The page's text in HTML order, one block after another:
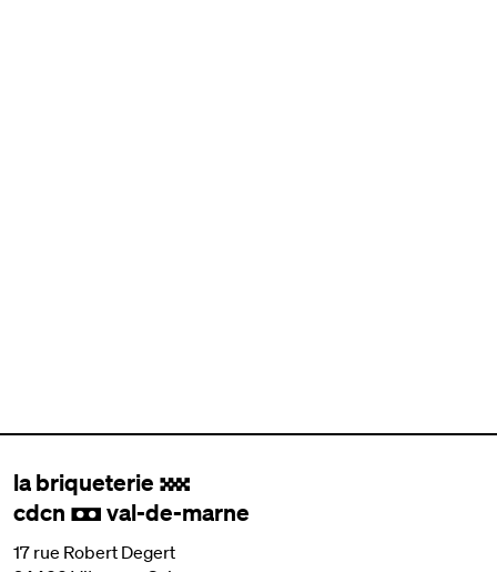
la briqueterie .
cdcn , val-de-marne
17 rue Robert Degert